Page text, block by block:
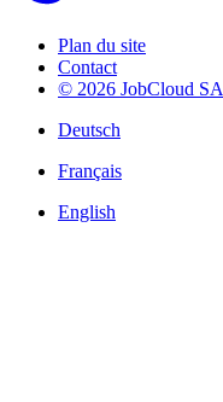
Plan du site
Contact
© 2026 JobCloud SA
Deutsch
Français
English